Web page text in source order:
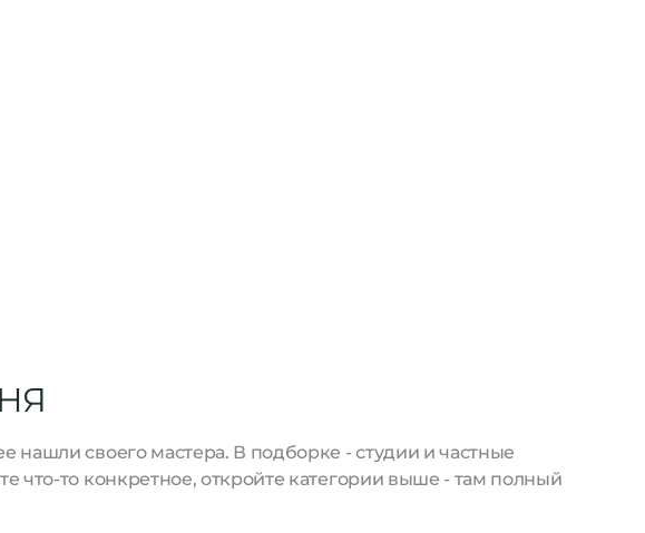
своего мастера. В подборке - студии и частные
то конкретное, откройте категории выше - там полный